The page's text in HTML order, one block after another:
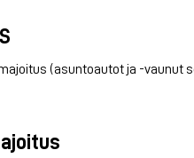
(asuntoautot ja -